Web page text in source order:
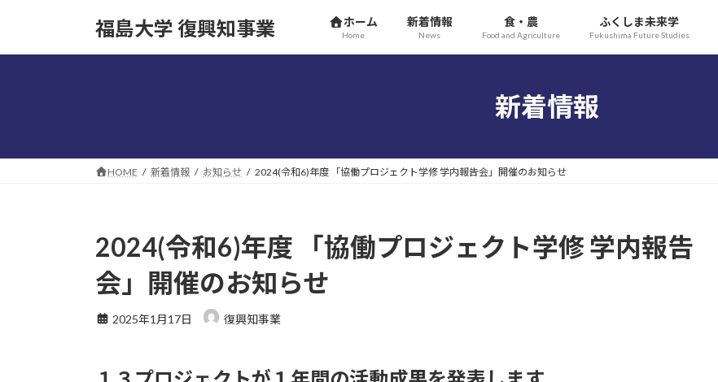
福島大学 復興知事業 ホーム
Home
新着情報
News
食・農
Food and Agriculture
ふくしま未来学
Fukushima Future Studies
新着情報
HOME 新着情報 お知らせ 2024(令和6)年度 「協働プロジェクト学修 学内報告会」開催のお知らせ
2024(令和6)年度 「協働プロジェクト学修 学内報告
会」開催のお知らせ
2025年1月17日 復興知事業